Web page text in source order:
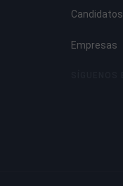
Candidatos
Empresas